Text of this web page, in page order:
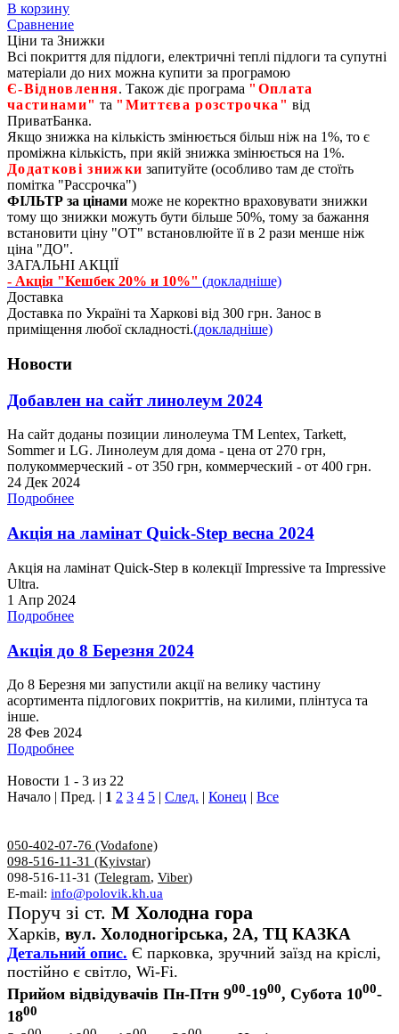
В корзину
Сравнение
Ціни та Знижки
Всі покриття для підлоги, електричні теплі підлоги та супутні
матеріали до них можна купити за програмою
Є‑Відновлення. Також діє програма "Оплата
частинами" та "Миттєва розстрочка" від
ПриватБанка.
Якщо знижка на кількість змінюється більш ніж на 1%, то є
проміжна кількість, при якій знижка змінюється на 1%.
Додаткові знижки запитуйте (особливо там де стоїть
помітка "Рассрочка")
ФІЛЬТР за цінами може не коректно враховувати знижки
тому що знижки можуть бути більше 50%, тому за бажання
встановити ціну "ОТ" встановлюйте її в 2 рази менше ніж
ціна "ДО".
ЗАГАЛЬНІ АКЦІЇ
- Акція "Кешбек 20% и 10%" (докладніше)
Доставка
Доставка по Україні та Харкові від 300 грн. Занос в
приміщення любої складності.(докладніше)
Новости
Добавлен на сайт линолеум 2024
На сайт доданы позиции линолеума ТМ Lentex, Tarkett,
Sommer и LG. Линолеум для дома - цена от 270 грн,
полукоммерческий - от 350 грн, коммерческий - от 400 грн.
24 Дек 2024
Подробнее
Акція на ламінат Quick-Step весна 2024
Акція на ламінат Quick-Step в колекції Impressive та Impressive
Ultra.
1 Апр 2024
Подробнее
Акція до 8 Березня 2024
До 8 Березня ми запустили акції на велику частину
асортимента підлогових покриттів, на килими, плінтуса та
інше.
28 Фев 2024
Подробнее
Новости 1 - 3 из 22
Начало | Пред. | 1 2 3 4 5 | След. | Конец | Все
050-402-07-76 (Vodafone)
098-516-11-31 (Kyivstar)
098-516-11-31 (Telegram, Viber)
E-mail: info@polovik.kh.ua
Поруч зі ст. М Холодна гора
Харків, вул. Холодногірська, 2А, ТЦ КАЗКА
Детальний опис. Є парковка, зручний заїзд на кріслі,
постійно є світло, Wi-Fi.
Прийом відвідувачів Пн-Птн 900-1900, Субота 1000-
1800